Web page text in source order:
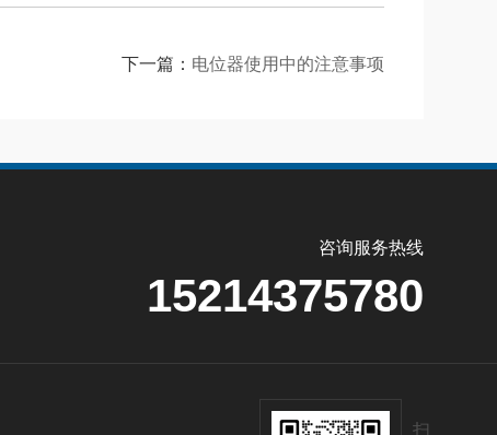
下一篇： 电位器使用中的注意事项
咨询服务热线
15214375780
扫